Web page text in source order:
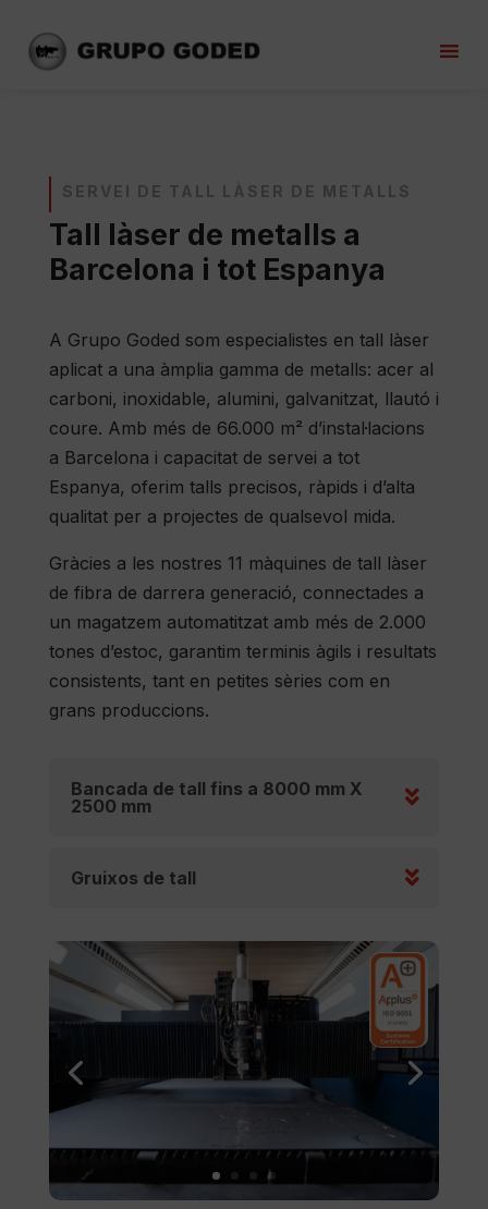
SERVEI DE TALL LÀSER DE METALLS
Tall làser de metalls a
Barcelona i tot Espanya
A Grupo Goded som especialistes en tall làser
aplicat a una àmplia gamma de metalls: acer al
carboni, inoxidable, alumini, galvanitzat, llautó i
coure. Amb més de 66.000 m² d’instal·lacions
a Barcelona i capacitat de servei a tot
Espanya, oferim talls precisos, ràpids i d’alta
qualitat per a projectes de qualsevol mida.
Gràcies a les nostres 11 màquines de tall làser
de fibra de darrera generació, connectades a
un magatzem automatitzat amb més de 2.000
tones d’estoc, garantim terminis àgils i resultats
consistents, tant en petites sèries com en
grans produccions.
Bancada de tall fins a 8000 mm X
2500 mm
Gruixos de tall